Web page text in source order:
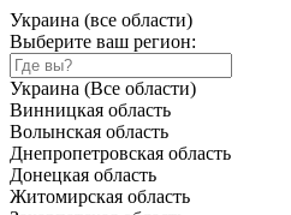
Украина (все области)
Выберите ваш регион:
Украина (Все области)
Винницкая область
Волынская область
Днепропетровская область
Донецкая область
Житомирская область